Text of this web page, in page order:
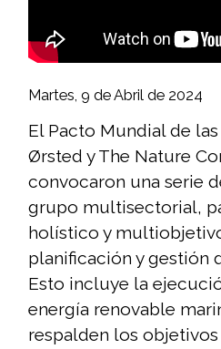
Martes, 9 de Abril de 2024
El Pacto Mundial de
Ørsted y The Nature
convocaron una serie
grupo multisectorial,
holístico y
planificación y gestión
Esto incluye la
energía renovable
respalden los